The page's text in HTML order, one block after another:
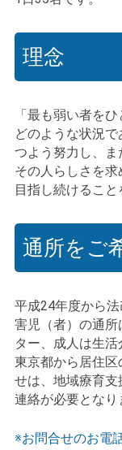
理念
「最も弱い者を
どのような状況
つよう努力し、ま
その人らしさを
目指し続けること
通所をご
平成24年度から
害児（者）の通
ター、成人は生
東京都から居住
せは、地域療育
連絡が必要となり
※お問合せのお電